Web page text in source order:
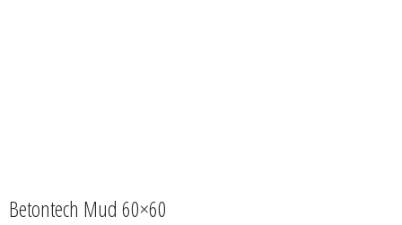
Betontech Mud 60×60